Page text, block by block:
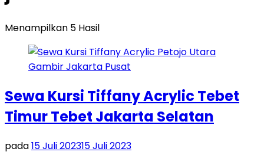
Menampilkan 5 Hasil
Sewa Kursi Tiffany Acrylic Tebet
Timur Tebet Jakarta Selatan
pada15 Juli 202315 Juli 2023